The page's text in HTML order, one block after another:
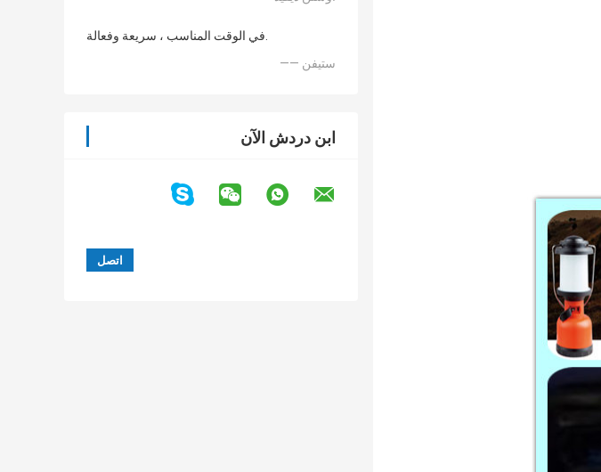
في الوقت المناسب ، سريعة وفعالة.
—— ستيفن
ابن دردش الآن